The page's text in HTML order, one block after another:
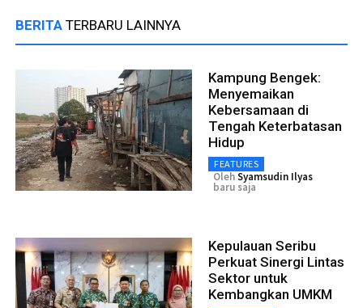
BERITA TERBARU LAINNYA
Kampung Bengek:
Menyemaikan
Kebersamaan di
Tengah Keterbatasan
Hidup
FEATURES
OlehSyamsudin Ilyas
baru saja
Kepulauan Seribu
Perkuat Sinergi Lintas
Sektor untuk
Kembangkan UMKM